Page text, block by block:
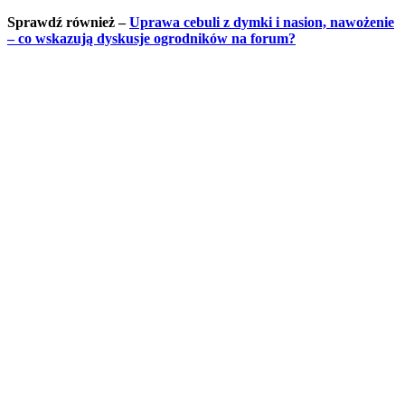
Sprawdź również –Uprawa cebuli z dymki i nasion, nawożenie
– co wskazują dyskusje ogrodników na forum?